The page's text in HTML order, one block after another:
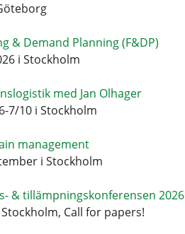
& Demand Planning (F&DP)
i Stockholm
med Jan Olhager
7/10 i Stockholm
management
i Stockholm
& tillämpningskonferensen 2026
Call for papers!